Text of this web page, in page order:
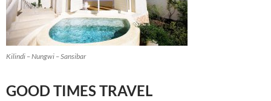
Kilindi – Nungwi – Sansibar
GOOD TIMES TRAVEL